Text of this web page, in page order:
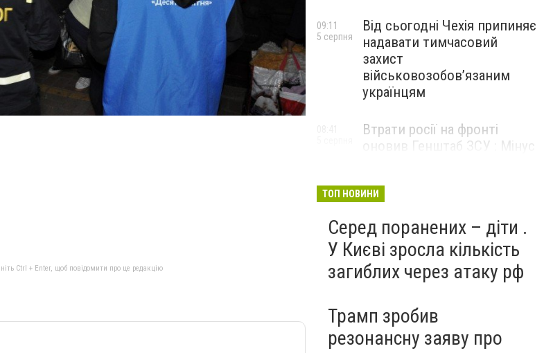
Ctrl + Enter, щоб повідомити про це редакцію
Від сьогодні Чехія припиняє
надавати тимчасовий
захист
військовозобов’язаним
українцям
09:11
5 серпня
Втрати росії на фронті
оновив Генштаб ЗСУ : Мінус
роботизованих комплексів
ТОП НОВИНИ
Серед поранених – діти .
У Києві зросла кількість
загиблих через атаку рф
Трамп зробив
резонансну заяву про